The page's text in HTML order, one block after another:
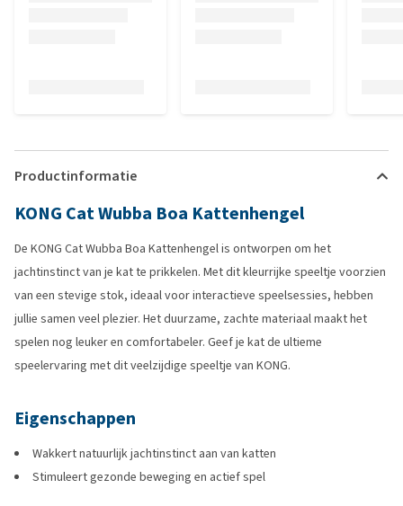
Productinformatie
KONG Cat Wubba Boa Kattenhengel
De KONG Cat Wubba Boa Kattenhengel is ontworpen om het
jachtinstinct van je kat te prikkelen. Met dit kleurrijke speeltje voorzien
van een stevige stok, ideaal voor interactieve speelsessies, hebben
jullie samen veel plezier. Het duurzame, zachte materiaal maakt het
spelen nog leuker en comfortabeler. Geef je kat de ultieme
speelervaring met dit veelzijdige speeltje van KONG.
Eigenschappen
Wakkert natuurlijk jachtinstinct aan van katten
Stimuleert gezonde beweging en actief spel